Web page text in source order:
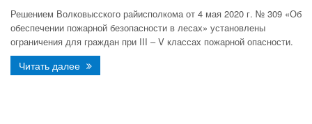
Решением Волковысского райисполкома от 4 мая 2020 г. № 309 «Об
обеспечении пожарной безопасности в лесах» установлены
ограничения для граждан при III – V классах пожарной опасности.
Читать далее